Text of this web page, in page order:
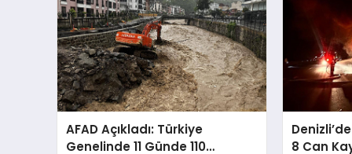
AFAD Açıkladı: Türkiye
Genelinde 11 Günde 110
8 Can